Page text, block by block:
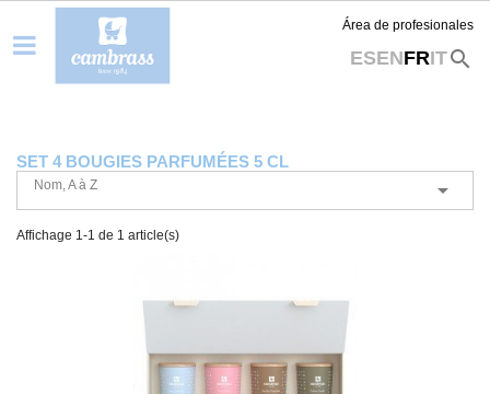
Área de profesionales
ESENFRITsearch
SET 4 BOUGIES PARFUMÉES 5 CL
Nom, A à Z 
Affichage 1-1 de 1 article(s)